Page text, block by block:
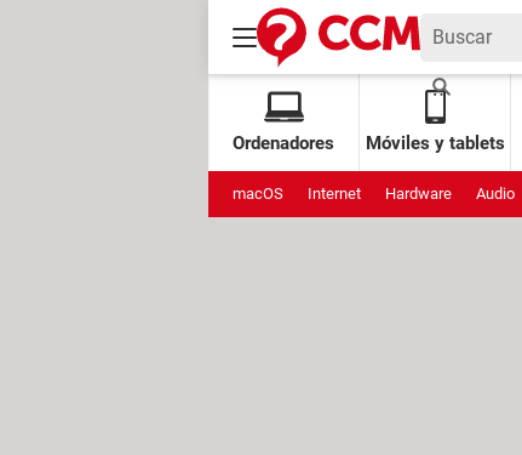
Ordenadores Móviles y tablets
macOS Internet Hardware Audio